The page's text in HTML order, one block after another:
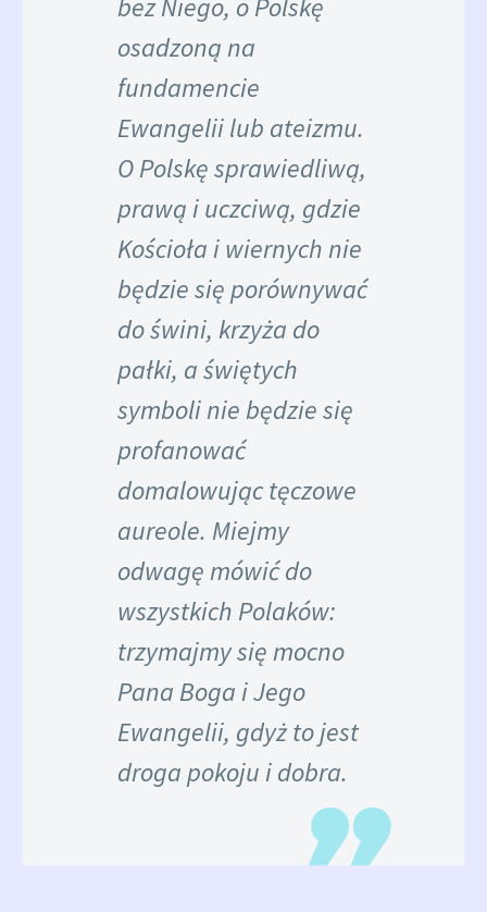
osadzoną na
fundamencie
Ewangelii lub ateizmu.
O Polskę sprawiedliwą,
prawą i uczciwą, gdzie
Kościoła i wiernych nie
będzie się porównywać
do świni, krzyża do
pałki, a świętych
symboli nie będzie się
profanować
domalowując tęczowe
aureole. Miejmy
odwagę mówić do
wszystkich Polaków:
trzymajmy się mocno
Pana Boga i Jego
Ewangelii, gdyż to jest
droga pokoju i dobra.